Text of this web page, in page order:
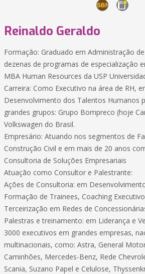
Reinaldo Geraldo
Formação: Graduado em Administração
dezenas de programas de especialização
MBA Human Resources da USP
Carreira: Como Executivo na área de RH,
Desenvolvimento dos Talentos Humanos
grandes grupos: Grupo Bompreco (hoje
Volkswagen do Brasil.
Empresário: Atuando nos segmentos de
Construção Civil e em mais de 20 anos
Consultoria de Soluções Empresariais
Atuação como Consultor e Palestrante:
Ações de Consultoria: em
Formação de Trainees, Coaching
Terceirização em Redes de
Palestras e treinamento: em Liderança e
3000 executivos em grandes empresas,
multinacionais, como: Astra, General
Caminhões, Mercedes-Benz, Rede
Scania, Suzano Papel e Celulose,